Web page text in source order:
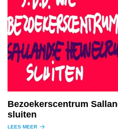
Bezoekerscentrum
sluiten
LEES MEER